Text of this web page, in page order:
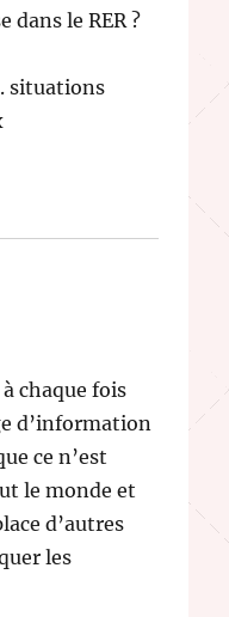
dans le RER ?
situations
chaque fois
d’information
ce n’est
le monde et
d’autres
les